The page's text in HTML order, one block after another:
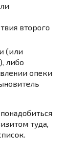
второго
(или
либо
опеки
туда,